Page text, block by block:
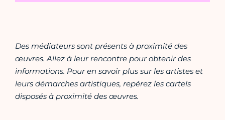
Des médiateurs sont présents à proximité des
œuvres. Allez à leur rencontre pour obtenir des
informations. Pour en savoir plus sur les artistes et
leurs démarches artistiques, repérez les cartels
disposés à proximité des œuvres.